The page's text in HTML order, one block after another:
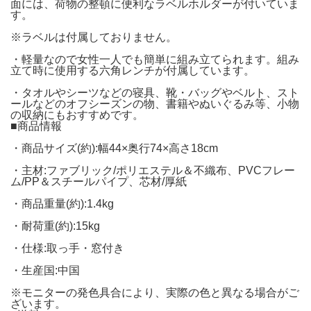
面には、荷物の整頓に便利なラベルホルダーが付いていま
す。
※ラベルは付属しておりません。
・軽量なので女性一人でも簡単に組み立てられます。組み
立て時に使用する六角レンチが付属しています。
・タオルやシーツなどの寝具、靴・バッグやベルト、スト
ールなどのオフシーズンの物、書籍やぬいぐるみ等、小物
の収納にもおすすめです。
■商品情報
・商品サイズ(約):幅44×奥行74×高さ18cm
・主材:ファブリック/ポリエステル＆不織布、PVCフレー
ム/PP＆スチールパイプ、芯材/厚紙
・商品重量(約):1.4kg
・耐荷重(約):15kg
・仕様:取っ手・窓付き
・生産国:中国
※モニターの発色具合により、実際の色と異なる場合がご
ざいます。